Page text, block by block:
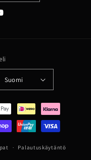
Suomi
Palautuskäytäntö